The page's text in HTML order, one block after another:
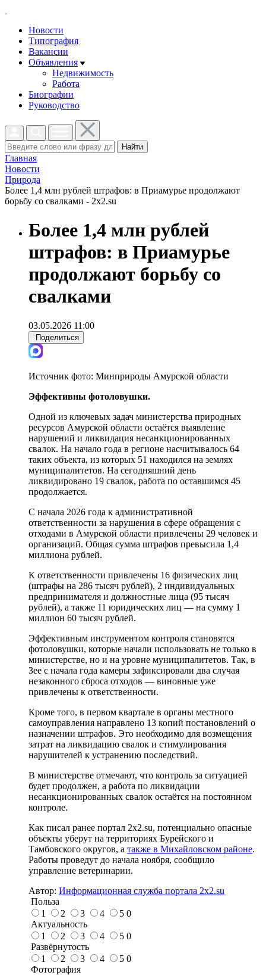
Новости
Типография
Вакансии
Объявления
Недвижимость
Работа
Биографии
Руководство
Найти
Главная
Новости
Природа
Более 1,4 млн рублей штрафов: в Приамурье продолжают
борьбу со свалками - 2x2.su
Более 1,4 млн рублей
штрафов: в Приамурье
продолжают борьбу со
свалками
03.05.2026 11:00
Поделиться
Источник фото: Минприроды Амурской области
Эффективны фотоловушки.
Одной из ключевых задач министерства природных
ресурсов Амурской области остаётся выявление
нарушений и ликвидация несанкционированных
свалок. На начало года в регионе насчитывалось 64
таких объекта, из которых 51 находился на землях
муниципалитетов. На сегодняшний день
ликвидировано 19 свалок, работа по оставшимся 45
продолжается.
С начала 2026 года к административной
ответственности за нарушения в сфере обращения с
отходами в Амурской области привлечены 29 человек и
организаций. Общая сумма штрафов превысила 1,4
миллиона рублей.
К ответственности привлечены 16 физических лиц
(штрафы на 286 тысяч рублей), 2 индивидуальных
предпринимателя и должностные лица (95 тысяч
рублей), а также 11 юридических лиц — на сумму 1
миллион 60 тысяч рублей.
Эффективным инструментом контроля становятся
фотоловушки, которые начали использовать не только в
министерстве, но и на уровне муниципалитетов. Так, в
Зее с начала года камеры зафиксировали два случая
незаконного сброса отходов — виновные уже
привлечены к ответственности.
Кроме того, в первом квартале в органы местного
самоуправления направлено 13 копий постановлений о
назначении штрафов. Это необходимо для возмещения
затрат на ликвидацию свалок и стимулирования
нарушителей к устранению последствий.
В министерстве отмечают, что контроль за ситуацией
будет продолжен, а работа по ликвидации
несанкционированных свалок остаётся на постоянном
контроле.
Как писал ранее портал 2х2.su, потенциально опасные
объекты уберут на территориях Бурейского и
Тамбовского округов, а также в Михайловском районе.
Работы проведут до начала ноября, сообщило
управление ветеринарии.
Автор: Информационная служба портала 2x2.su
Польза
1
2 3 4 5 0
Актуальность
1
2 3 4 5 0
Развёрнутость
1
2 3 4 5 0
Фотография